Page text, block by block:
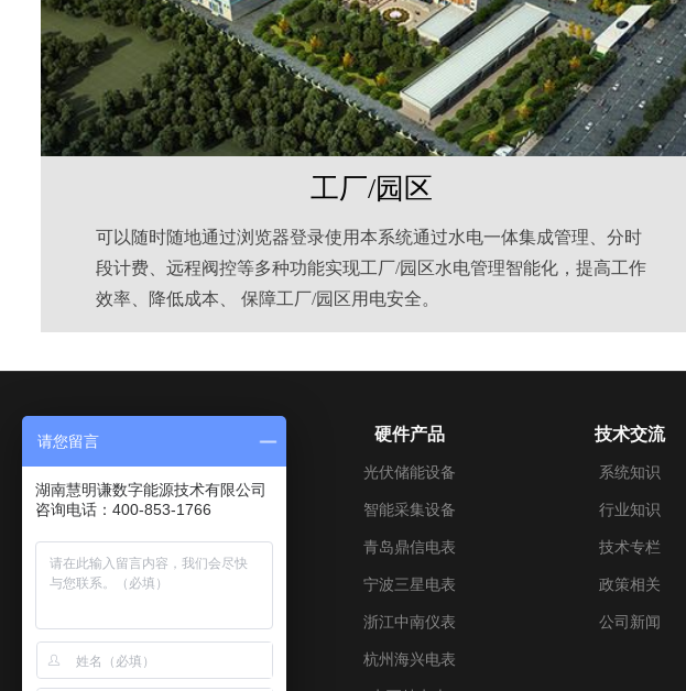
工厂/园区
可以随时随地通过浏览器登录使用本系统通过水电一体集成管理、分时
段计费、远程阀控等多种功能实现工厂/园区水电管理智能化，提高工作
效率、降低成本、 保障工厂/园区用电安全。
成长历程
企业文化
加入我们
硬件产品
光伏储能设备
智能采集设备
青岛鼎信电表
宁波三星电表
浙江中南仪表
杭州海兴电表
技术交流
系统知识
行业知识
技术专栏
政策相关
公司新闻
请您留言
湖南慧明谦数字能源技术有限公司
咨询电话：400-853-1766